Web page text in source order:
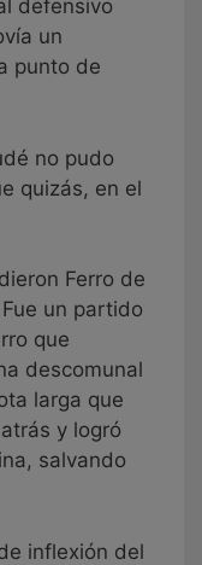
defensivo
un
punto de
no pudo
quizás, en el
Ferro de
un partido
que
descomunal
larga que
y logró
salvando
inflexión del